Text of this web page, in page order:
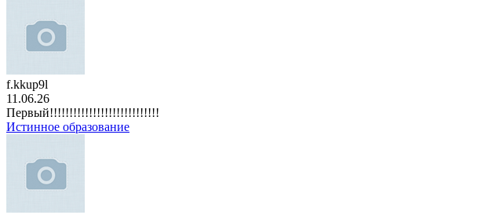
f.kkup9l
11.06.26
Первый!!!!!!!!!!!!!!!!!!!!!!!!!!!!
Истинное образование